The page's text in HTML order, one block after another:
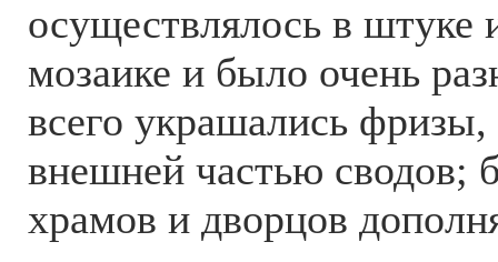
осуществлялось в штуке
мозаике и было очень
всего украшались
внешней частью сводов;
храмов и дворцов